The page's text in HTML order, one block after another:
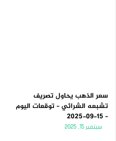
سعر الذهب يحاول تصريف
تشبعه الشرائي – توقعات اليوم
– 15-09-2025
سبتمبر 15, 2025